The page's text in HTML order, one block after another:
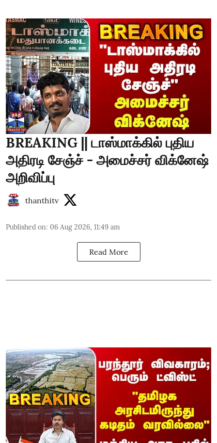
BREAKING || டாஸ்மாக்கில் புதிய
அதிரடி சேஞ்ச் - அமைச்சர் விக்னேஷ்
அறிவிப்பு
thanthitv
Published on: 06 Aug 2026, 11:49 am
Read More